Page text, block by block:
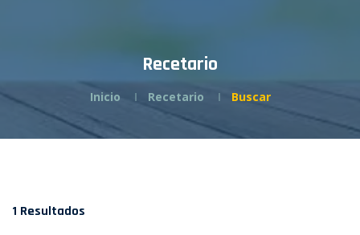
Recetario
Inicio Recetario Buscar
1 Resultados